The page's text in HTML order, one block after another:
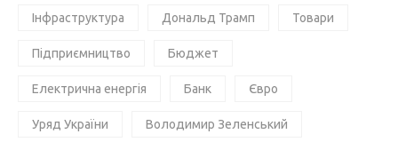
Інфраструктура Дональд Трамп Товари
Підприємництво Бюджет
Електрична енергія Банк Євро
Уряд України Володимир Зеленський